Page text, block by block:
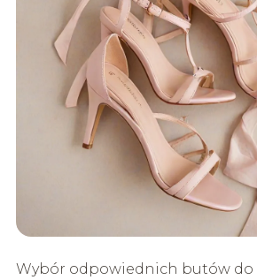
Wybór odpowiednich butów do